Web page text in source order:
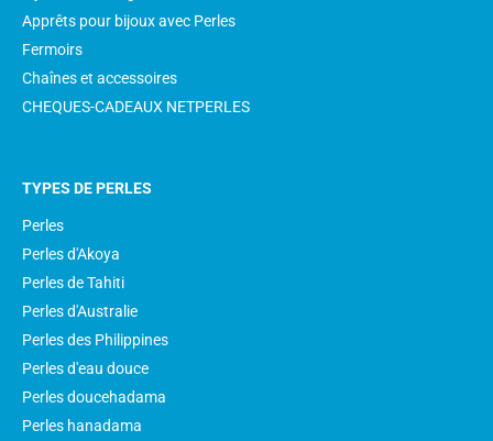
Apprêts pour bijoux avec Perles
Fermoirs
Chaînes et accessoires
CHEQUES-CADEAUX NETPERLES
TYPES DE PERLES
Perles
Perles d'Akoya
Perles de Tahiti
Perles d'Australie
Perles des Philippines
Perles d'eau douce
Perles doucehadama
Perles hanadama